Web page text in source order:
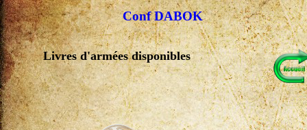
Conf DABOK
Livres d'armées disponibles